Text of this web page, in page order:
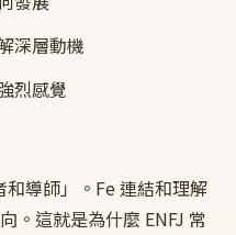
深層動機
烈感覺
和導師」。Fe 連結和理解
。這就是為什麼 ENFJ 常